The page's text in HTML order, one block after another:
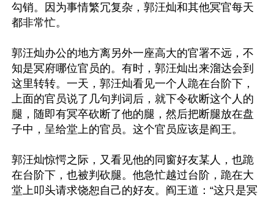
勾销。因为事情繁冗复杂，郭汪灿和其他冥官每天
都非常忙。
郭汪灿办公的地方离另外一座高大的官署不远，不
知是冥府哪位官员的。有时，郭汪灿出来溜达会到
这里转转。一天，郭汪灿看见一个人跪在台阶下，
上面的官员说了几句判词后，就下令砍断这个人的
腿，随即有冥卒砍断了他的腿，然后把断腿放在盘
子中，呈给堂上的官员。这个官员应该是阎王。
郭汪灿惊愕之际，又看见他的同窗好友某人，也跪
在台阶下，也被判砍腿。他急忙越过台阶，跪在大
堂上叩头请求饶恕自己的好友。阎王道：“这只是冥